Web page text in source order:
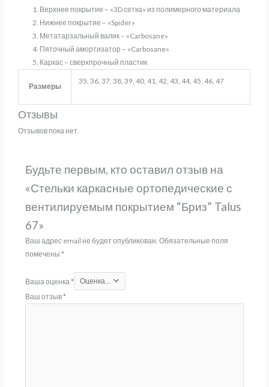
Верхнее покрытие – «3D сетка» из полимерного материала
Нижнее покрытие – «Spider»
Метатарзальный валик – «Carbosane»
Пяточный амортизатор – «Carbosane»
Каркас – сверхпрочный пластик
Размеры
35, 36, 37, 38, 39, 40, 41, 42, 43, 44, 45, 46, 47
Отзывы
Отзывов пока нет.
Будьте первым, кто оставил отзыв на
«Стельки каркасные ортопедические с
вентилируемым покрытием “Бриз” Talus
67»
Ваш адрес email не будет опубликован. Обязательные поля
помечены *
Ваша оценка *
Ваш отзыв*